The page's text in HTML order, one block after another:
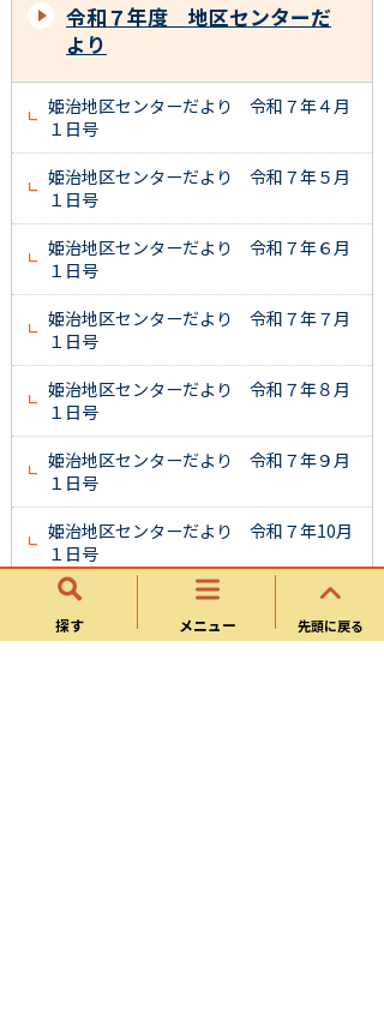
探す メニュー 先頭に戻る
令和７年度 地区センターだ
より
姫治地区センターだより 令和７年４月
１日号
姫治地区センターだより 令和７年５月
１日号
姫治地区センターだより 令和７年６月
１日号
姫治地区センターだより 令和７年７月
１日号
姫治地区センターだより 令和７年８月
１日号
姫治地区センターだより 令和７年９月
１日号
姫治地区センターだより 令和７年10月
１日号
姫治地区センターだより 令和７年11月
１日号